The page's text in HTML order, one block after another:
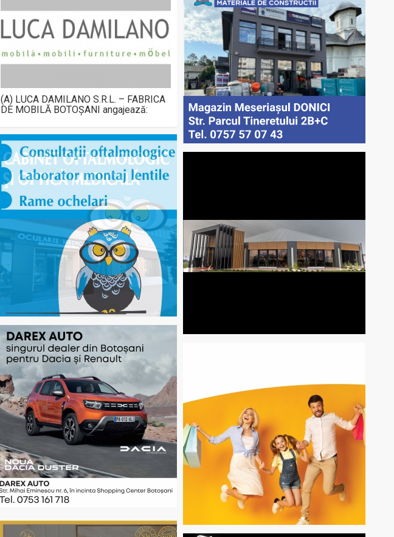
(A) LUCA DAMILANO S.R.L. – FABRICA
DE MOBILĂ BOTOȘANI angajează: